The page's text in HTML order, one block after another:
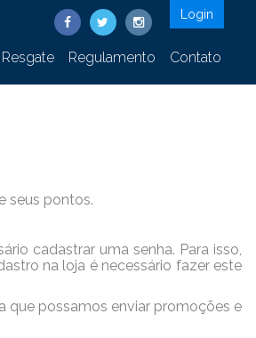
Login
Regulamento Contato
seus pontos.
cadastrar uma senha. Para isso,
na loja é necessário fazer este
que possamos enviar promoções e